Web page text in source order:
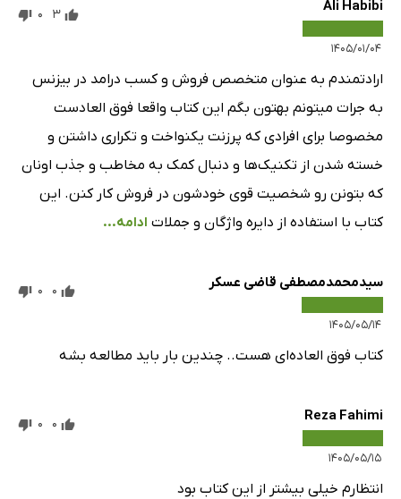
Ali Habibi
۱۴۰۵/۰۱/۰۴
3
0
ارادتمندم به عنوان متخصص فروش و کسب درامد در بیزنس
به جرات میتونم بهتون بگم این کتاب واقعا فوق العادست
مخصوصا برای افرادی که پرزنت یکنواخت و تکراری داشتن و
خسته شدن از تکنیک‌ها و دنبال کمک به مخاطب و جذب اونان
که بتونن رو شخصیت قوی خودشون در فروش کار کنن. این
کتاب با استفاده از دایره واژگان و جملات ادامه...
سیدمحمدمصطفی قاضی عسکر
۱۴۰۵/۰۵/۱۴
0
0
کتاب فوق العاده‌ای هست.. چندین بار باید مطالعه بشه
Reza Fahimi
۱۴۰۵/۰۵/۱۵
0
0
انتظارم خیلی بیشتر از این کتاب بود